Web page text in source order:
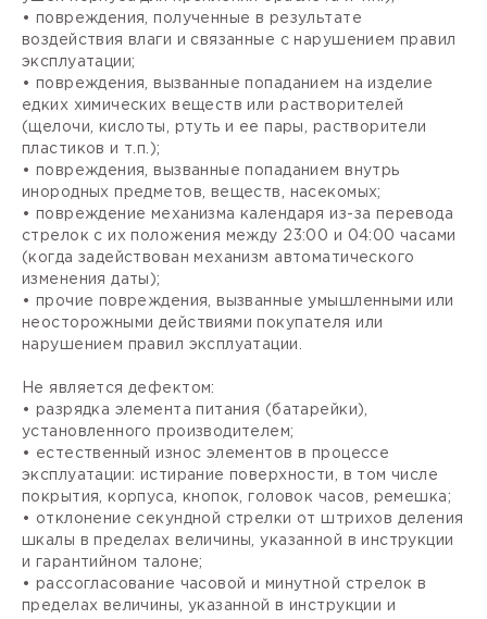
• повреждения, полученные в результате
воздействия влаги и связанные с нарушением правил
эксплуатации;
• повреждения, вызванные попаданием на изделие
едких химических веществ или растворителей
(щелочи, кислоты, ртуть и ее пары, растворители
пластиков и т.п.);
• повреждения, вызванные попаданием внутрь
инородных предметов, веществ, насекомых;
• повреждение механизма календаря из-за перевода
стрелок с их положения между 23:00 и 04:00 часами
(когда задействован механизм автоматического
изменения даты);
• прочие повреждения, вызванные умышленными или
неосторожными действиями покупателя или
нарушением правил эксплуатации.
Не является дефектом:
• разрядка элемента питания (батарейки),
установленного производителем;
• естественный износ элементов в процессе
эксплуатации: истирание поверхности, в том числе
покрытия, корпуса, кнопок, головок часов, ремешка;
• отклонение секундной стрелки от штрихов деления
шкалы в пределах величины, указанной в инструкции
и гарантийном талоне;
• рассогласование часовой и минутной стрелок в
пределах величины, указанной в инструкции и